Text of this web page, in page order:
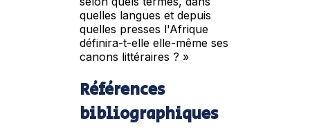
quelles langues et depuis
quelles presses l'Afrique
définira-t-elle elle-même ses
canons littéraires ? »
Références
bibliographiques